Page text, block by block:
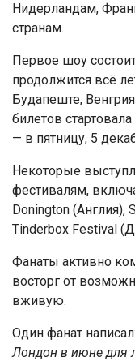
Нидерландам,
странам.
Первое шоу
продолжится всё
Будапеште,
билетов
— в пятницу, 5
Некоторые
фестивалям,
Donington
Tinderbox Festival
Фанаты активно
восторг от
вживую.
Один фанат написал:
Лондон в июне для